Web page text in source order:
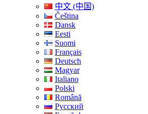
中文 (中国)
Čeština
Dansk
Eesti
Suomi
Français
Deutsch
Magyar
Italiano
Polski
Română
Русский